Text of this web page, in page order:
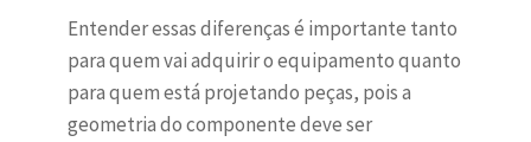
Entender essas diferenças é importante tanto
para quem vai adquirir o equipamento quanto
para quem está projetando peças, pois a
geometria do componente deve ser